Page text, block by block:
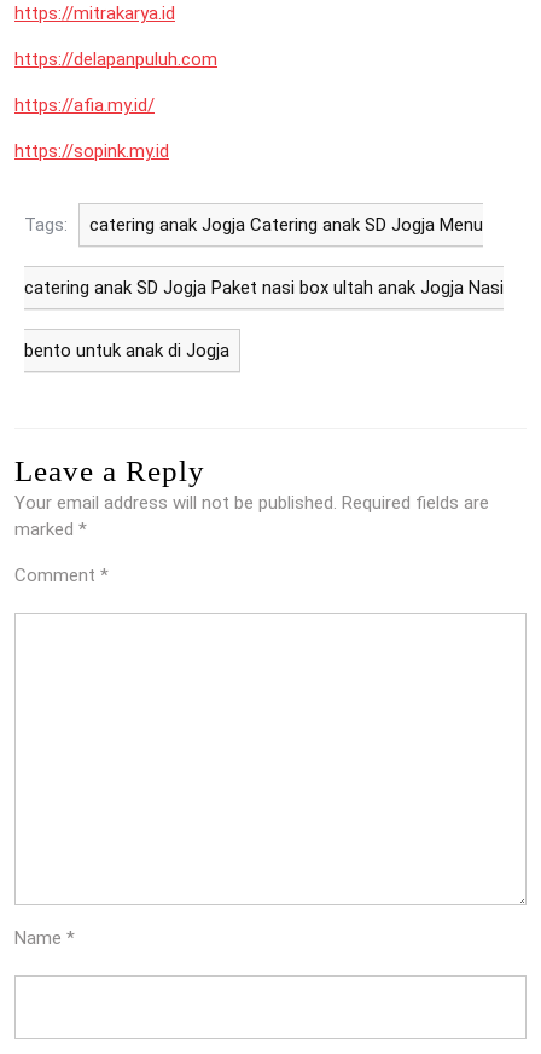
https://mitrakarya.id
https://delapanpuluh.com
https://afia.my.id/
https://sopink.my.id
Tags: catering anak Jogja Catering anak SD Jogja Menu
catering anak SD Jogja Paket nasi box ultah anak Jogja Nasi
bento untuk anak di Jogja
Leave a Reply
Your email address will not be published. Required fields are
marked *
Comment *
Name *